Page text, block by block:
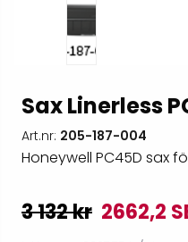
Sax Linerless
Art.nr: 205-187-004
Honeywell PC45D sax
3 132 kr 2662,2